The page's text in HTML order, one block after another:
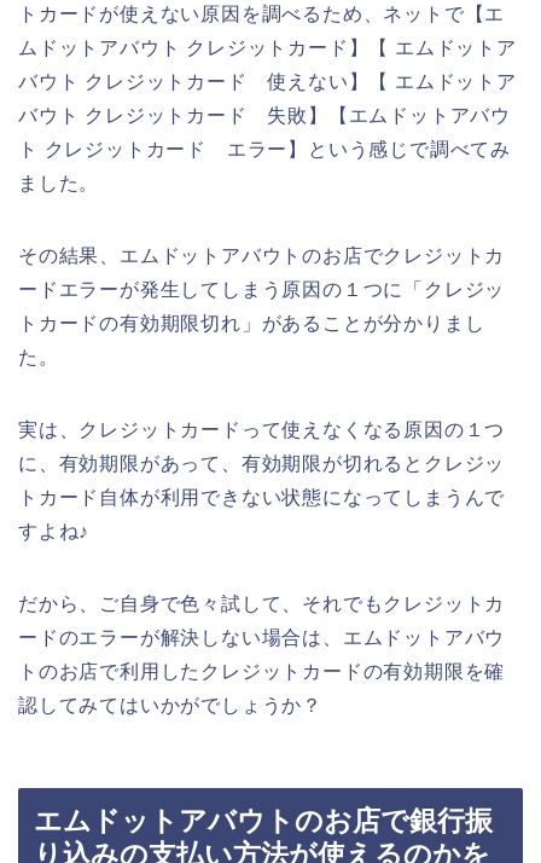
トカードが使えない原因を調べるため、ネットで【エ
ムドットアバウト クレジットカード】【 エムドットア
バウト クレジットカード 使えない】【 エムドットア
バウト クレジットカード 失敗】【エムドットアバウ
ト クレジットカード エラー】という感じで調べてみ
ました。
その結果、エムドットアバウトのお店でクレジットカ
ードエラーが発生してしまう原因の１つに「クレジッ
トカードの有効期限切れ」があることが分かりまし
た。
実は、クレジットカードって使えなくなる原因の１つ
に、有効期限があって、有効期限が切れるとクレジッ
トカード自体が利用できない状態になってしまうんで
すよね♪
だから、ご自身で色々試して、それでもクレジットカ
ードのエラーが解決しない場合は、エムドットアバウ
トのお店で利用したクレジットカードの有効期限を確
認してみてはいかがでしょうか？
エムドットアバウトのお店で銀行振
り込みの支払い方法が使えるのかを